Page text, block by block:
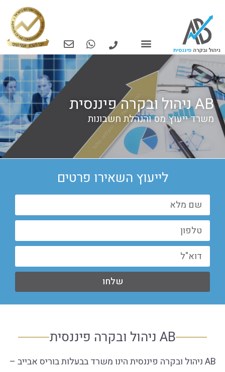
AB ניהול ובקרה פיננסית
משרד ייעוץ מס והנהלת חשבונות
לייעוץ השאירו פרטים
שלחו
AB ניהול ובקרה פיננסית
AB ניהול ובקרה פיננסית הינו משרד בבעלות בוריס אבייב –